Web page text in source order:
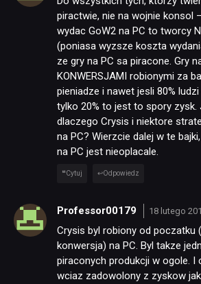
piractwie, nie na wojnie konsol
wydac GoW2 na PC to tworcy
(poniasa wyzsze koszta
ze gry na PC sa piracone. Gry
KONWERSJAMI robionymi za
pieniadze i nawet jesli 80%
tylko 20% to jest to spory zysk.
dlaczego Crysis i niektore
na PC? Wierzcie dalej w te
na PC jest nieoplacale.
Cytuj Odpowiedz
Professor00179 18 lutego
Crysis byl robiony od poczatku
konwersja) na PC. Byl takze
piraconych produkcji w ogole. I
wciaz zadowolony z zyskow